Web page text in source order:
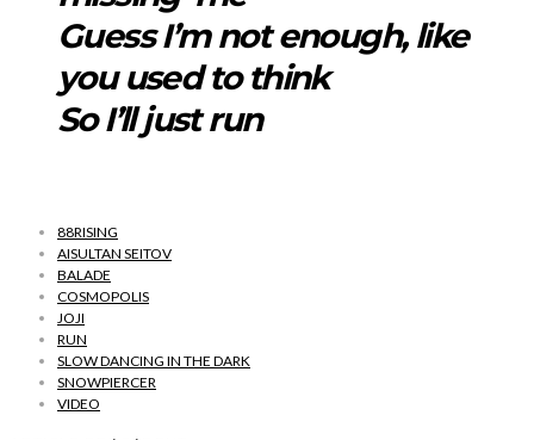
Guess I’m not enough, like
you used to think
So I’ll just run
88RISING
AISULTAN SEITOV
BALADE
COSMOPOLIS
JOJI
RUN
SLOW DANCING IN THE DARK
SNOWPIERCER
VIDEO